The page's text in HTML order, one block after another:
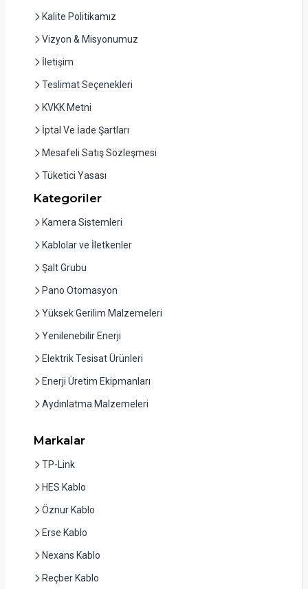
Kalite Politikamız
Vizyon & Misyonumuz
İletişim
Teslimat Seçenekleri
KVKK Metni
İptal Ve İade Şartları
Mesafeli Satış Sözleşmesi
Tüketici Yasası
Kategoriler
Kamera Sistemleri
Kablolar ve İletkenler
Şalt Grubu
Pano Otomasyon
Yüksek Gerilim Malzemeleri
Yenilenebilir Enerji
Elektrik Tesisat Ürünleri
Enerji Üretim Ekipmanları
Aydınlatma Malzemeleri
Markalar
TP-Link
HES Kablo
Öznur Kablo
Erse Kablo
Nexans Kablo
Reçber Kablo